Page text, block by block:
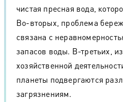
чистая пресная вода,
Во-вторых, проблема
связана с
запасов воды. В-третьих,
хозяйственной
планеты подвергаются
загрязнениям.